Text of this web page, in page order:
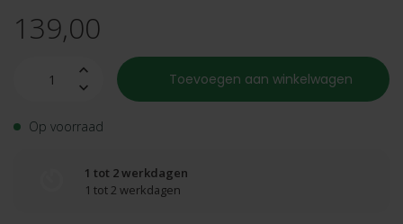
139,00
Toevoegen aan winkelwagen
Op voorraad
1 tot 2 werkdagen
1 tot 2 werkdagen